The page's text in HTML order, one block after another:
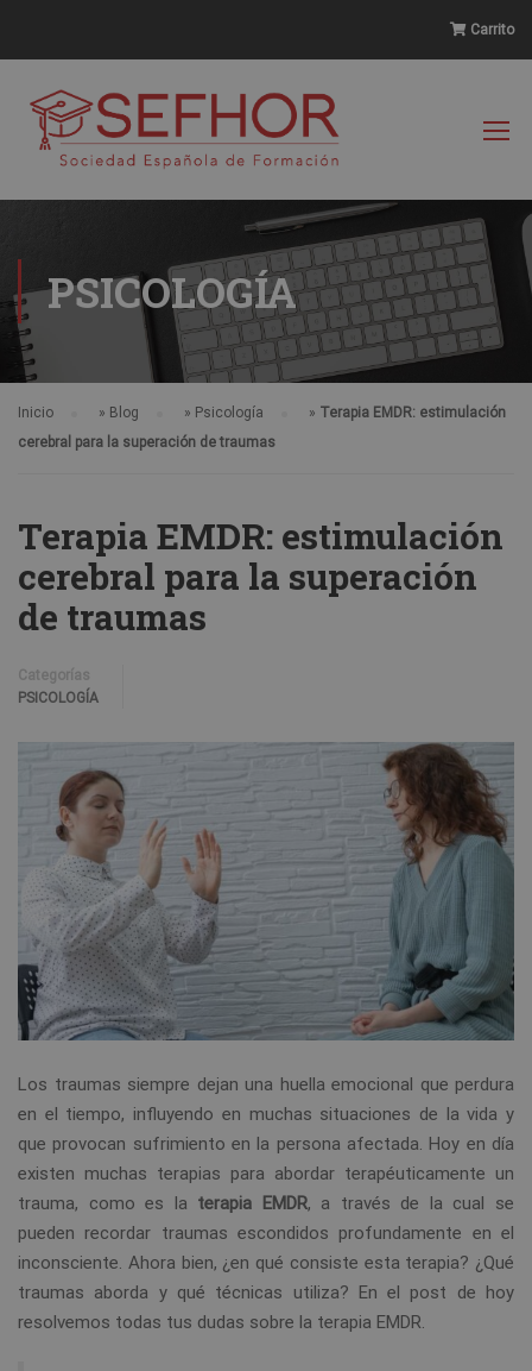
Carrito
PSICOLOGÍA
Inicio » Blog » Psicología » Terapia EMDR: estimulación
cerebral para la superación de traumas
Terapia EMDR: estimulación
cerebral para la superación
de traumas
Categorías
PSICOLOGÍA
Los traumas siempre dejan una huella emocional que perdura
en el tiempo, influyendo en muchas situaciones de la vida y
que provocan sufrimiento en la persona afectada. Hoy en día
existen muchas terapias para abordar terapéuticamente un
trauma, como es la terapia EMDR, a través de la cual se
pueden recordar traumas escondidos profundamente en el
inconsciente. Ahora bien, ¿en qué consiste esta terapia? ¿Qué
traumas aborda y qué técnicas utiliza? En el post de hoy
resolvemos todas tus dudas sobre la terapia EMDR.